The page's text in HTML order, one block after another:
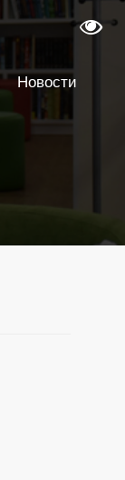
Новости